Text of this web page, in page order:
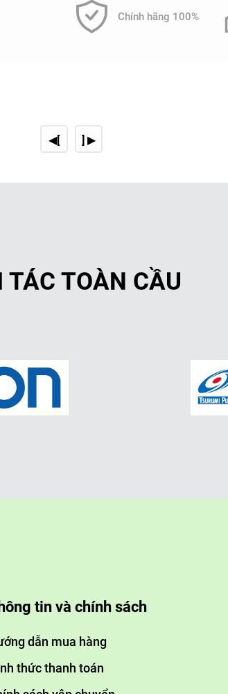
Dùng để kết tủa các
Loại bỏ các chất hữu cơ,
Hệ thống khử trùng bằng tia
Sử dụng clo để tiêu diệt vi
5. Thiết bị kiểm soát và giám
Hệ thống tự động hóa
Chính hãng 100%
◀[
] ▶
TÁC TOÀN CẦU
tin và chính sách
dẫn mua hàng
thức thanh toán